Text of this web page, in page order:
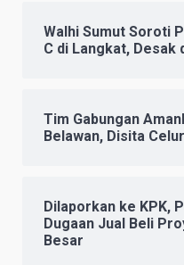
Walhi Sumut Soroti
C di Langkat, Desak
Tim Gabungan
Belawan, Disita
Dilaporkan ke KPK,
Dugaan Jual Beli
Besar